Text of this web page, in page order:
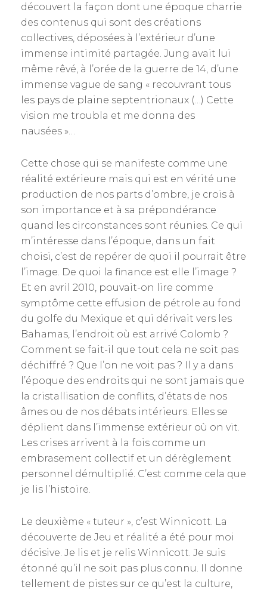
découvert la façon dont une époque charrie
des contenus qui sont des créations
collectives, déposées à l’extérieur d’une
immense intimité partagée. Jung avait lui
même rêvé, à l’orée de la guerre de 14, d’une
immense vague de sang « recouvrant tous
les pays de plaine septentrionaux (…) Cette
vision me troubla et me donna des
nausées »…
Cette chose qui se manifeste comme une
réalité extérieure mais qui est en vérité une
production de nos parts d’ombre, je crois à
son importance et à sa prépondérance
quand les circonstances sont réunies. Ce qui
m’intéresse dans l’époque, dans un fait
choisi, c’est de repérer de quoi il pourrait être
l’image. De quoi la finance est elle l’image ?
Et en avril 2010, pouvait-on lire comme
symptôme cette effusion de pétrole au fond
du golfe du Mexique et qui dérivait vers les
Bahamas, l’endroit où est arrivé Colomb ?
Comment se fait-il que tout cela ne soit pas
déchiffré ? Que l’on ne voit pas ? Il y a dans
l’époque des endroits qui ne sont jamais que
la cristallisation de conflits, d’états de nos
âmes ou de nos débats intérieurs. Elles se
déplient dans l’immense extérieur où on vit.
Les crises arrivent à la fois comme un
embrasement collectif et un dérèglement
personnel démultiplié. C’est comme cela que
je lis l’histoire.
Le deuxième « tuteur », c’est Winnicott. La
découverte de Jeu et réalité a été pour moi
décisive. Je lis et je relis Winnicott. Je suis
étonné qu’il ne soit pas plus connu. Il donne
tellement de pistes sur ce qu’est la culture,